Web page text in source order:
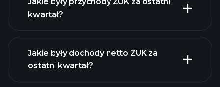
zysków ZUK
kwartał?
Jakie były dochody netto ZUK za
ostatni kwartał?